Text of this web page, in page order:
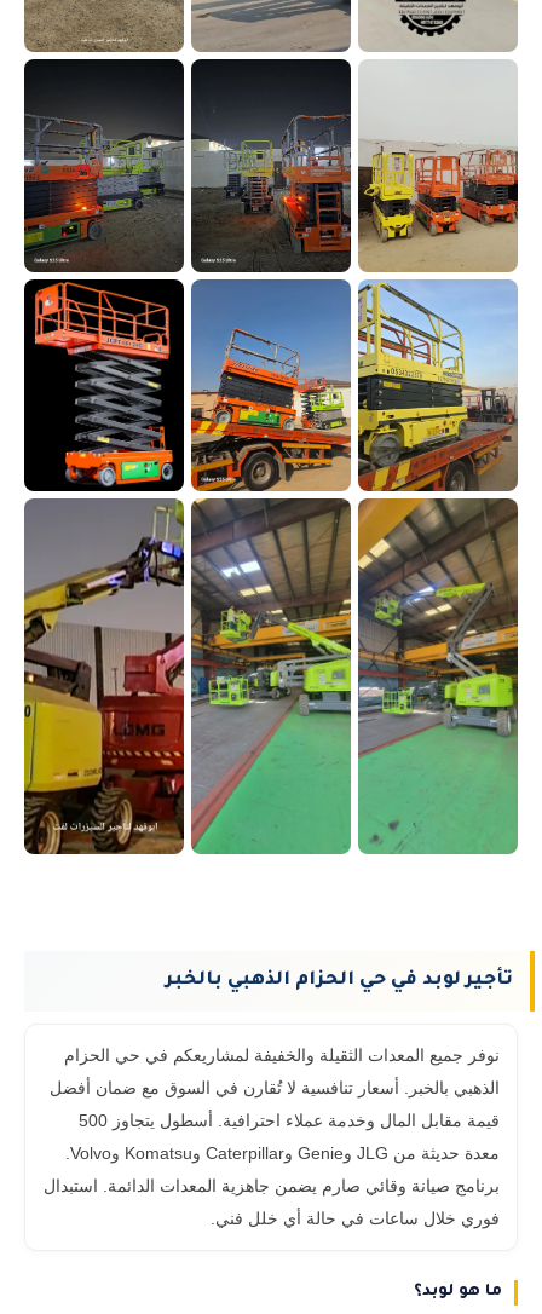
تأجير لوبد في حي الحزام الذهبي بالخبر
نوفر جميع المعدات الثقيلة والخفيفة لمشاريعكم في حي الحزام
الذهبي بالخبر. أسعار تنافسية لا تُقارن في السوق مع ضمان أفضل
قيمة مقابل المال وخدمة عملاء احترافية. أسطول يتجاوز 500
برنامج صيانة وقائي صارم يضمن جاهزية المعدات الدائمة. استبدال
فوري خلال ساعات في حالة أي خلل فني.
ما هو لوبد؟